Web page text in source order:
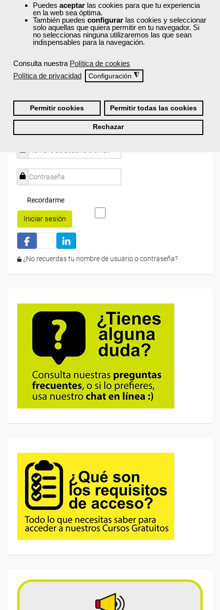
Puedes aceptar las cookies para que tu experiencia
en la web sea óptima.
También puedes configurar las cookies y seleccionar
solo aquellas que quiera permitir en tu navegador. Si
no seleccionas ninguna utilizaremos las que sean
indispensables para la navegación.
Consulta nuestra Política de cookies
Política de privacidad
Configuración ◮
Permitir cookies Permitir todas las cookies
Rechazar
Actualmenteeste curso está cerradoy no hay plazas
disponibles.
tu sector profesional y tus preferencias formativas. Si ya
estás registrado, inicia sesión a continuación y filtra tu
búsqueda para encontrar los cursos que se ajusten a tu
Recordarme
Iniciar sesión
¿No recuerdas tu nombre de usuario o contraseña?